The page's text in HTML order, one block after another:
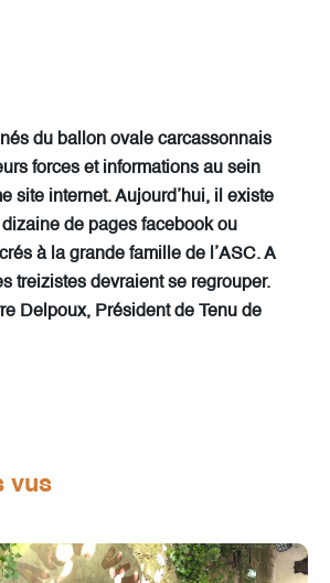
du ballon ovale carcassonnais
forces et informations au sein
site internet. Aujourd’hui, il existe
dizaine de pages facebook ou
à la grande famille de l’ASC. A
treizistes devraient se regrouper.
Delpoux, Président de Tenu de
vus